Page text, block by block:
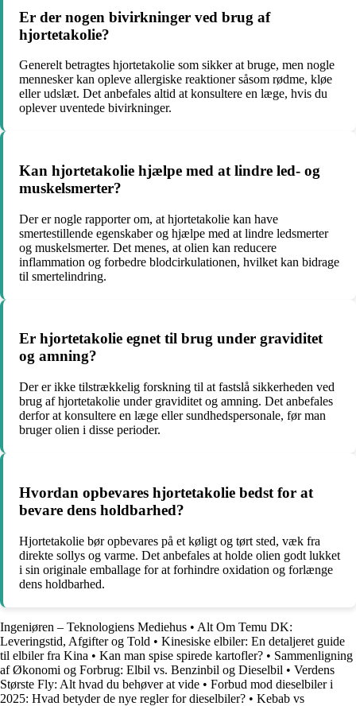
Er der nogen bivirkninger ved brug af
hjortetakolie?
Generelt betragtes hjortetakolie som sikker at bruge, men nogle
mennesker kan opleve allergiske reaktioner såsom rødme, kløe
eller udslæt. Det anbefales altid at konsultere en læge, hvis du
oplever uventede bivirkninger.
Kan hjortetakolie hjælpe med at lindre led- og
muskelsmerter?
Der er nogle rapporter om, at hjortetakolie kan have
smertestillende egenskaber og hjælpe med at lindre ledsmerter
og muskelsmerter. Det menes, at olien kan reducere
inflammation og forbedre blodcirkulationen, hvilket kan bidrage
til smertelindring.
Er hjortetakolie egnet til brug under graviditet
og amning?
Der er ikke tilstrækkelig forskning til at fastslå sikkerheden ved
brug af hjortetakolie under graviditet og amning. Det anbefales
derfor at konsultere en læge eller sundhedspersonale, før man
bruger olien i disse perioder.
Hvordan opbevares hjortetakolie bedst for at
bevare dens holdbarhed?
Hjortetakolie bør opbevares på et køligt og tørt sted, væk fra
direkte sollys og varme. Det anbefales at holde olien godt lukket
i sin originale emballage for at forhindre oxidation og forlænge
dens holdbarhed.
Ingeniøren – Teknologiens Mediehus • Alt Om Temu DK:
Leveringstid, Afgifter og Told • Kinesiske elbiler: En detaljeret guide
til elbiler fra Kina • Kan man spise spirede kartofler? • Sammenligning
af Økonomi og Forbrug: Elbil vs. Benzinbil og Dieselbil • Verdens
Største Fly: Alt hvad du behøver at vide • Forbud mod dieselbiler i
2025: Hvad betyder de nye regler for dieselbiler? • Kebab vs